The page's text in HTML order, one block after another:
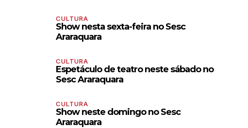
CULTURA
Show nesta sexta-feira no Sesc
Araraquara
CULTURA
Espetáculo de teatro neste sábado no
Sesc Araraquara
CULTURA
Show neste domingo no Sesc
Araraquara